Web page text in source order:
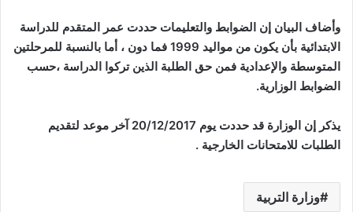
وأضاف البيان إن الضوابط والتعليمات حددت عمر المتقدم للدراسة
الابتدائية بأن يكون من مواليد 1999 فما دون ، أما بالنسبة للمرحلتين
المتوسطة والإعدادية فمن حق الطلبة الذين تركوا الدراسة ،حسب
الضوابط الوزارية.
يذكر إن الوزارة قد حددت يوم 20/12/2017 آخر موعد لتقديم
الطلبات للامتحانات الخارجية .
وزارة التربية